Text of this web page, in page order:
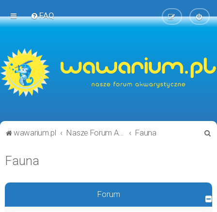
FAQ
wawarium.pl Nasze Forum Akwarystyczne Fauna
a
j
Fauna
Forum